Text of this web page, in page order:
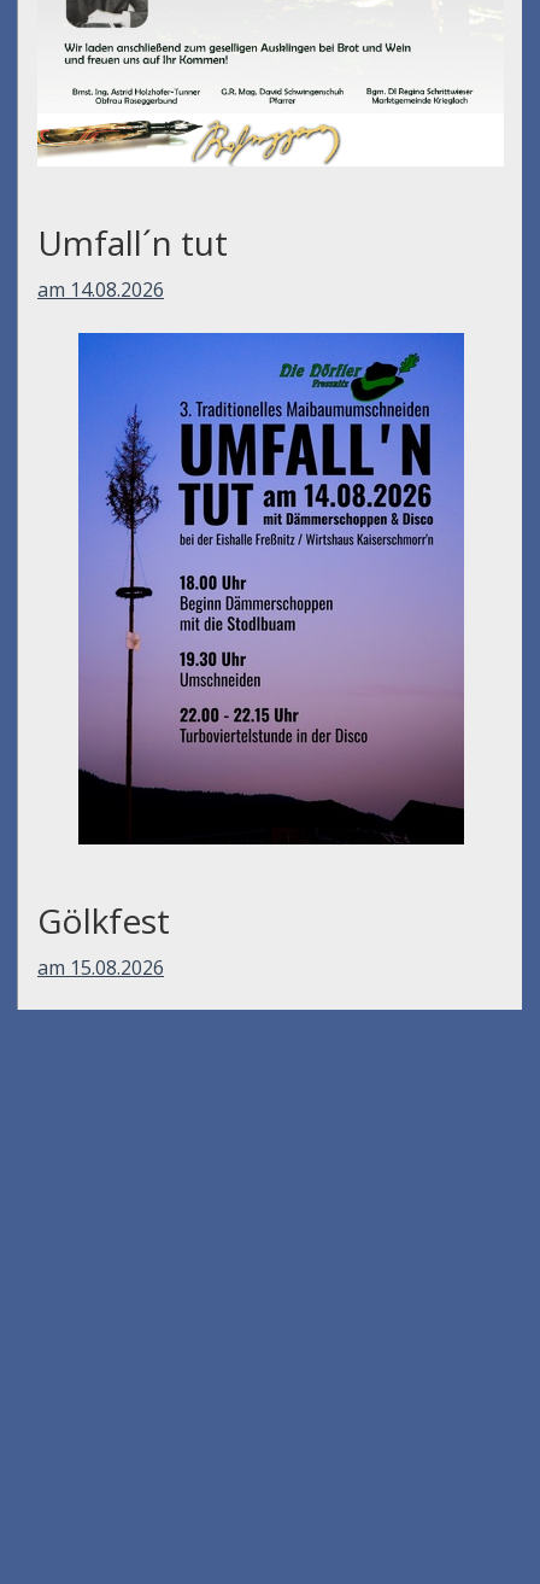
Umfall´n tut
am 14.08.2026
Gölkfest
am 15.08.2026